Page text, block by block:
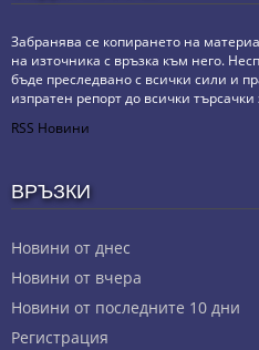
Забранява се копирането на
на източника с връзка към него.
бъде преследвано с всички сили и
изпратен репорт до всички
RSS Новини
ВРЪЗКИ
Новини от днес
Новини от вчера
Новини от последните 10 дни
Регистрация